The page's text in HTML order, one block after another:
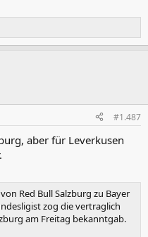
#1.487
aber für Leverkusen
Red Bull Salzburg zu Bayer
zog die vertraglich
am Freitag bekanntgab.